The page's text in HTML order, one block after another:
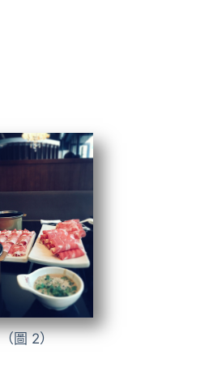
（圖 2）